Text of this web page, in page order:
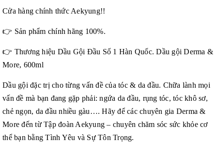
Cửa hàng chính thức Aekyung!!
👉 Sản phẩm chính hãng 100%.
👉 Thương hiệu Dầu Gội Đầu Số 1 Hàn Quốc. Dầu gội Derma &
More, 600ml
Dầu gội đặc trị cho từng vấn đề của tóc & da đầu. Chữa lành mọi
vấn đề mà bạn đang gặp phải: ngứa da đầu, rụng tóc, tóc khô sơ,
chẻ ngọn, da đầu nhiều gàu…. Hãy để các chuyên gia Derma &
More đến từ Tập đoàn Aekyung – chuyên chăm sóc sức khỏe cơ
thể bạn bằng Tình Yêu và Sự Tôn Trọng.